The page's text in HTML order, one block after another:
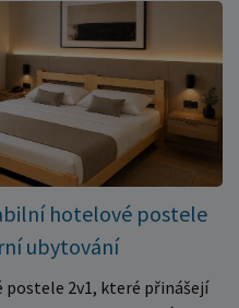
komfortní spánek dítěte ✅
✅ Výjimečně výhodná cena
nabídky a pořiďte
patří k nejvýhodnějším na
zásob. Nakupujte chytře a
hotelové postele
ubytování
2v1, které přinášejí